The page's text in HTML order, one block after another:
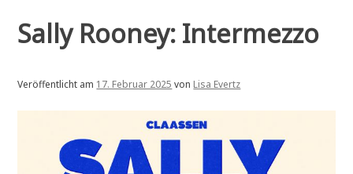
Sally Rooney: Intermezzo
Veröffentlicht am 17. Februar 2025 von Lisa Evertz